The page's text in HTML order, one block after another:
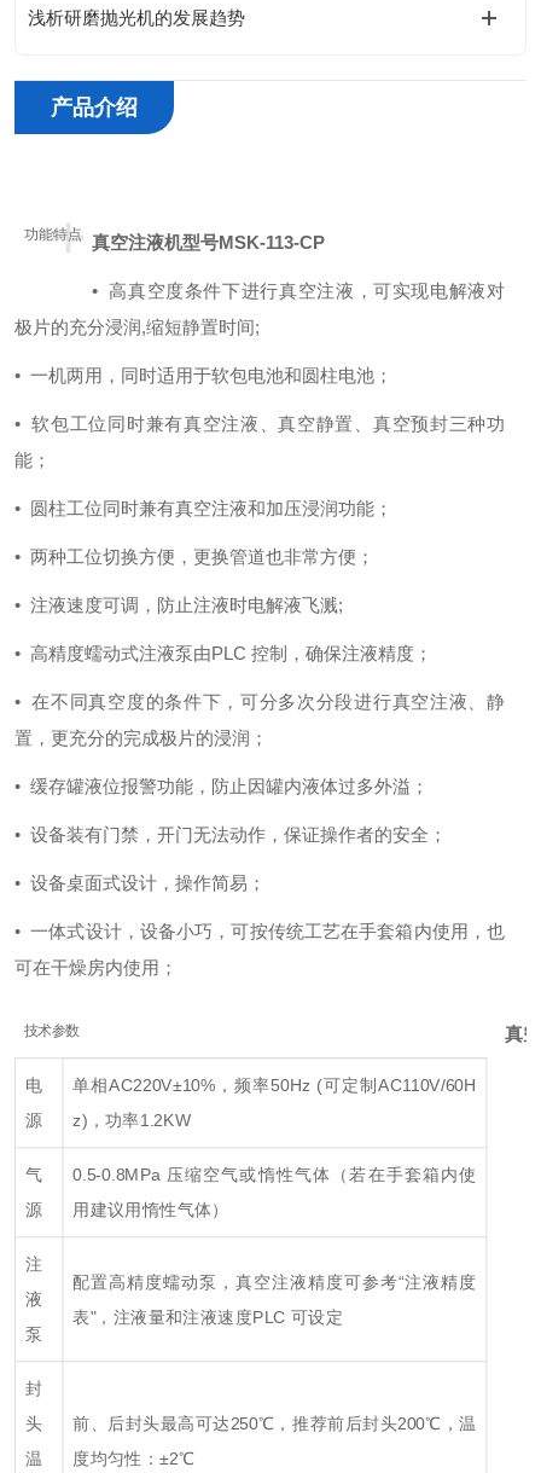
浅析研磨抛光机的发展趋势
产品介绍
+
功能特点 真空注液机型号MSK-113-CP
• 高真空度条件下进行真空注液，可实现电解液对
极片的充分浸润,缩短静置时间;
• 一机两用，同时适用于软包电池和圆柱电池；
•软包工位同时兼有真空注液、真空静置、真空预封三种功
能；
• 圆柱工位同时兼有真空注液和加压浸润功能；
• 两种工位切换方便，更换管道也非常方便；
• 注液速度可调，防止注液时电解液飞溅;
• 高精度蠕动式注液泵由PLC 控制，确保注液精度；
•在不同真空度的条件下，可分多次分段进行真空注液、静
置，更充分的完成极片的浸润；
• 缓存罐液位报警功能，防止因罐内液体过多外溢；
• 设备装有门禁，开门无法动作，保证操作者的安全；
• 设备桌面式设计，操作简易；
•一体式设计，设备小巧，可按传统工艺在手套箱内使用，也
可在干燥房内使用；
技术参数
电
源
单相AC220V±10%，频率50Hz (可定制AC110V/60H
z)，功率1.2KW
气
源
0.5-0.8MPa 压缩空气或惰性气体（若在手套箱内使
用建议用惰性气体）
注
液
泵
配置高精度蠕动泵，真空注液精度可参考“注液精度
表"，注液量和注液速度PLC 可设定
封
头
温
前、后封头最高可达250℃，推荐前后封头200℃，温
度均匀性：±2℃
真